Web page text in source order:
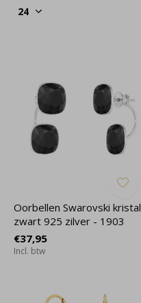
Oorbellen Swarovski kristal
zwart 925 zilver - 1903
€37,95
Incl. btw